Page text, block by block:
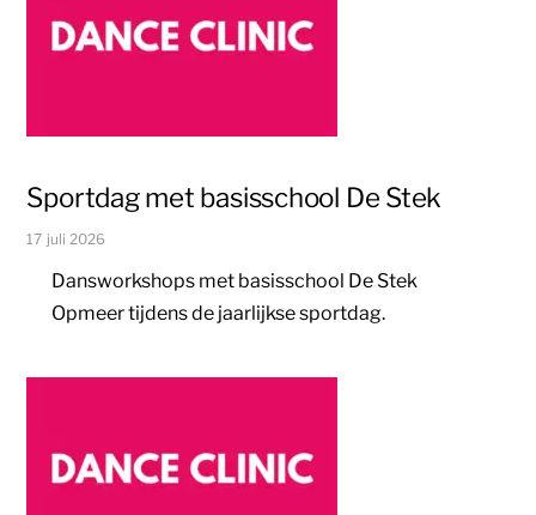
Sportdag met basisschool De Stek
17 juli 2026
Dansworkshops met basisschool De Stek
Opmeer tijdens de jaarlijkse sportdag.